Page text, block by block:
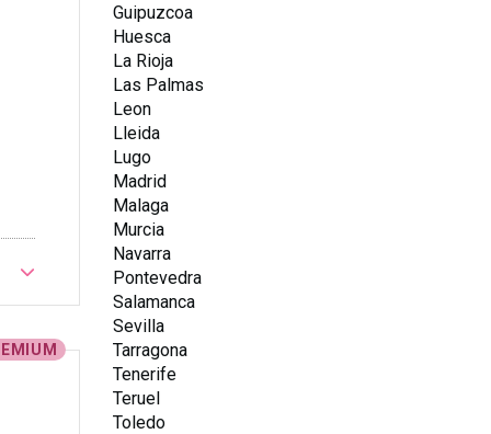
Guipuzcoa
Huesca
La Rioja
Las Palmas
Leon
Lleida
Lugo
Madrid
Malaga
Murcia
Navarra
Pontevedra
Salamanca
Sevilla
Tarragona
Tenerife
Teruel
Toledo